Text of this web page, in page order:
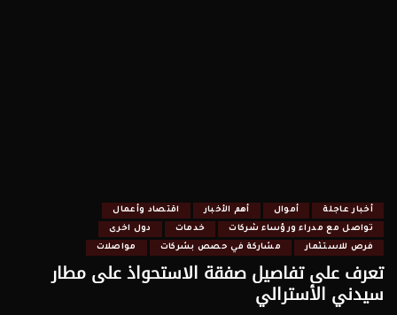
أخبار عاجلة أموال أهم الأخبار
اقتصاد وأعمال
تواصل مع مدراء ورؤساء شركات
خدمات
دول اخرى
فرص للاستثمار
مشاركة في حصص بشركات مواصلات
تعرف على تفاصيل صفقة الاستحواذ على مطار
سيدني الأسترالي